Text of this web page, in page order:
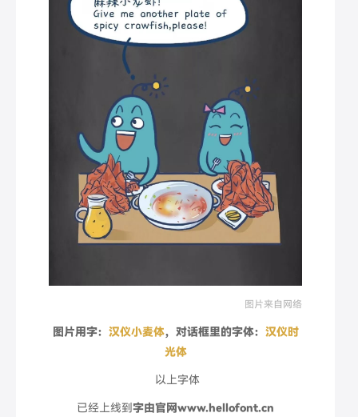
图片来自网络
图片用字： 汉仪小麦体，对话框里的字体： 汉仪时
光体
以上字体
已经上线到 字由官网www.hellofont.cn